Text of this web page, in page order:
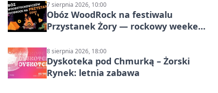
7 sierpnia 2026, 10:00
Obóz WoodRock na festiwalu
Przystanek Żory — rockowy weekend
8 sierpnia 2026, 18:00
Dyskoteka pod Chmurką – Żorski
Rynek: letnia zabawa